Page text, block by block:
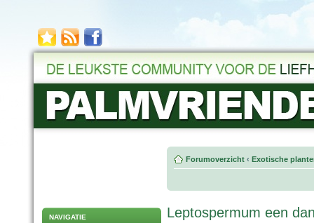
NAVIGATIE
Forumoverzicht ‹ Exotische
Leptospermum een